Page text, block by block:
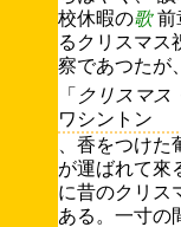
校休暇の歌前
るクリスマス
察であつたが
「 クリスマス
ワシントン
、香をつけ
が運ばれて來
に昔のクリス
ある。一寸の